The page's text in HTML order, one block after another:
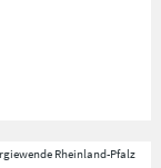
Rheinland-Pfalz